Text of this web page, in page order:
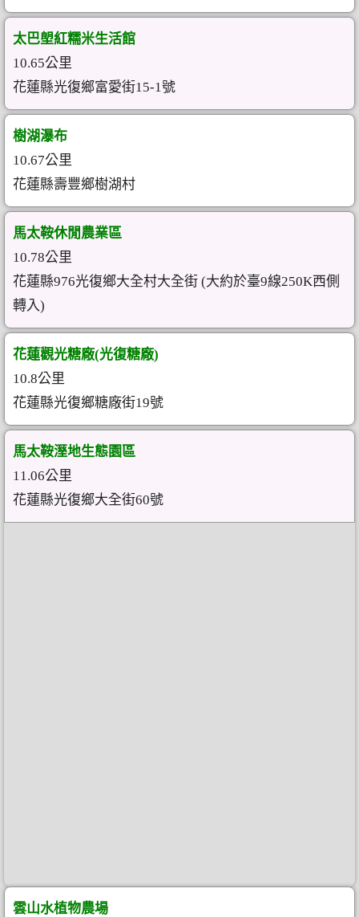
太巴塱紅糯米生活館
10.65公里
花蓮縣光復鄉富愛街15-1號
樹湖瀑布
10.67公里
花蓮縣壽豐鄉樹湖村
馬太鞍休閒農業區
10.78公里
花蓮縣976光復鄉大全村大全街 (大約於臺9線250K西側
轉入)
花蓮觀光糖廠(光復糖廠)
10.8公里
花蓮縣光復鄉糖廠街19號
馬太鞍溼地生態園區
11.06公里
花蓮縣光復鄉大全街60號
雲山水植物農場